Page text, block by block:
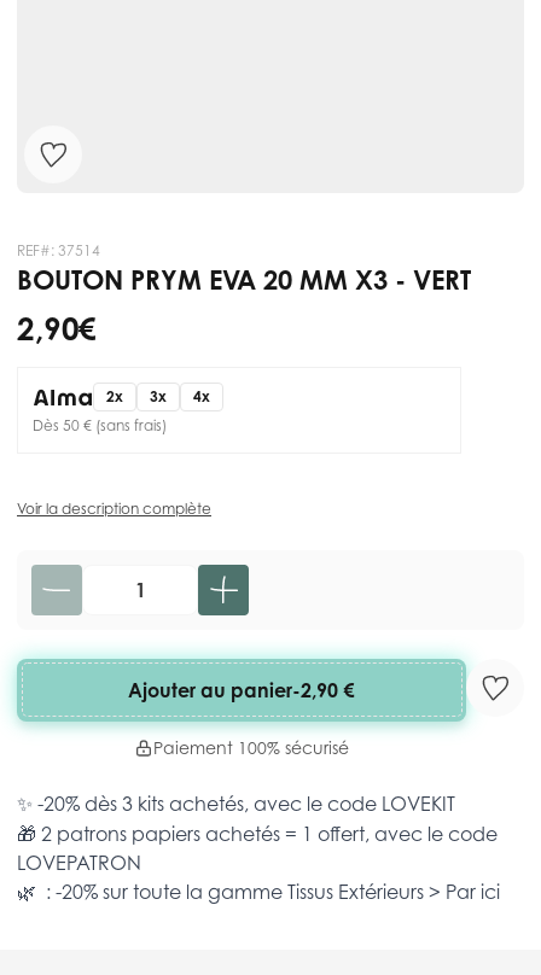
REF#: 37514
BOUTON PRYM EVA 20 MM X3 - VERT
2,90 €
2x 3x
4x
Dès 50 € (sans frais)
Voir la description complète
Quantité
Ajouter au panier-2,90 €
Paiement 100% sécurisé
✨ -20% dès 3 kits achetés, avec le code LOVEKIT
🎁 2 patrons papiers achetés = 1 offert, avec le code
LOVEPATRON
🌿 : -20% sur toute la gamme Tissus Extérieurs > Par ici